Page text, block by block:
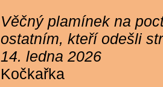
Věčný plamínek na
ostatním, kteří odešli
14. ledna 2026
Kočkařka